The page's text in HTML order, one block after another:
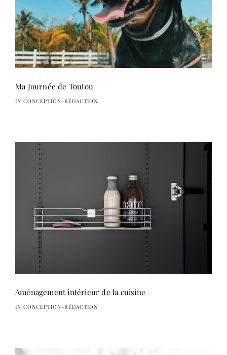
Ma Journée de Toutou
IN CONCEPTION-RÉDACTION
Aménagement intérieur de la cuisine
IN CONCEPTION-RÉDACTION